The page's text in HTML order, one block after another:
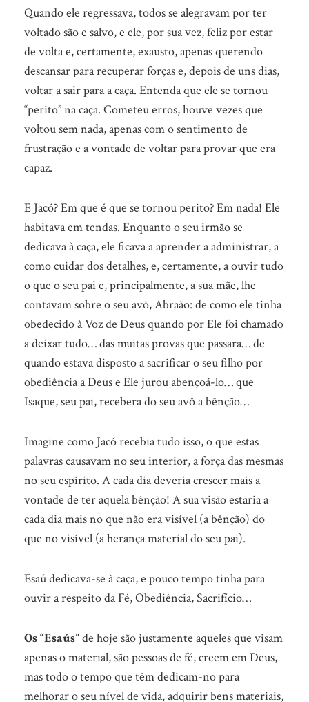
Quando ele regressava, todos se alegravam por ter
voltado são e salvo, e ele, por sua vez, feliz por estar
de volta e, certamente, exausto, apenas querendo
descansar para recuperar forças e, depois de uns dias,
voltar a sair para a caça. Entenda que ele se tornou
“perito” na caça. Cometeu erros, houve vezes que
voltou sem nada, apenas com o sentimento de
frustração e a vontade de voltar para provar que era
capaz.
E Jacó? Em que é que se tornou perito? Em nada! Ele
habitava em tendas. Enquanto o seu irmão se
dedicava à caça, ele ficava a aprender a administrar, a
como cuidar dos detalhes, e, certamente, a ouvir tudo
o que o seu pai e, principalmente, a sua mãe, lhe
contavam sobre o seu avô, Abraão: de como ele tinha
obedecido à Voz de Deus quando por Ele foi chamado
a deixar tudo… das muitas provas que passara… de
quando estava disposto a sacrificar o seu filho por
obediência a Deus e Ele jurou abençoá-lo… que
Isaque, seu pai, recebera do seu avô a bênção…
Imagine como Jacó recebia tudo isso, o que estas
palavras causavam no seu interior, a força das mesmas
no seu espírito. A cada dia deveria crescer mais a
vontade de ter aquela bênção! A sua visão estaria a
cada dia mais no que não era visível (a bênção) do
que no visível (a herança material do seu pai).
Esaú dedicava-se à caça, e pouco tempo tinha para
ouvir a respeito da Fé, Obediência, Sacrifício…
Os “Esaús”de hoje são justamente aqueles que visam
apenas o material, são pessoas de fé, creem em Deus,
mas todo o tempo que têm dedicam-no para
melhorar o seu nível de vida, adquirir bens materiais,